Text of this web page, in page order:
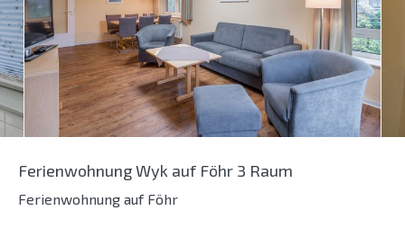
Ferienwohnung Wyk auf Föhr 3 Raum
Ferienwohnung auf Föhr